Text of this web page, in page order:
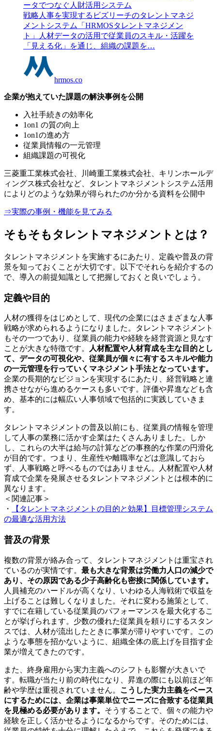
ータでつなぐ人財活用システム
戦略人事を実現するビズリーチのタレントマネジ
メントシステム「HRMOSタレントマネジメン
ト」人材データの活用で従業員のスキル・活躍を
「見える化」を通じ、組織の課題を…
hrmos.co
企業が抱えていた課題の解決事例を公開
入社手続きの効率化
1on1 の質の向上
1on1の進め方
従業員情報の一元管理
組織課題の可視化
三菱重工業株式会社、川崎重工業株式会社、キリンホールデ
ィングス株式会社など、タレントマネジメントシステム活用
によりどのような効果が得られたのか分かる資料を公開中
⇒実際の事例・機能を見てみる
そもそもタレントマネジメントとは？
タレントマネジメントを実施するにあたり、定義や普及の背
景を知っておくことが大切です。以下でそれらを紹介するの
で、導入の前提知識として把握しておくと良いでしょう。
定義や目的
人材の獲得をはじめとして、現代の企業にはさまざまな人事
戦略が求められるようになりました。タレントマネジメント
もその一つであり、従業員の能力や経験を経営資源と見なす
ことが大きな特徴です。
人材配置や人材育成を主な目的とし
て、データの可視化や、従業員が個々に有するスキルや能力
の一元管理を行っていくマネジメント手法となっています。
企業の長期的なビジョンを実現するにあたり、経営戦略と連
携させながら進めるケースも多いです。評価や昇進なども含
め、基本的には幅広い人事領域で包括的に実践していきま
す。
タレントマネジメントの普及以前にも、従業員の情報を管理
して人事の業務に活かす企業はたくさんありました。しか
し、これらの大半は給与の計算などの事務的な作業の円滑化
が目的です。つまり、生産性や離職率などは意識しておら
ず、人事戦略と呼べるものではありません。人材配置や人材
育成で企業を発展させるタレントマネジメントとは根本的に
異なります。
＜関連記事＞
・
【タレントマネジメントの目的と効果】目標管理システム
の最適な活用方法
普及の背景
複数の背景が絡み合って、タレントマネジメントは重宝され
ているのが実情です。 最も大きな背景は労働力人口の減少で
あり、その原因である少子高齢化も密接に関係しています。
人員補充のハードルが高くなり、いわゆる人海戦術で収益を
上げることは難しくなりました。それに変わる施策として、
すでに在籍している従業員のパフォーマンスを最大化するこ
とが挙げられます。少数の優れた従業員を頼りにするスタン
スでは、人材が流出したときに事業が滞りやすいです。この
ような事態を招かないように、組織全体の底上げを目指す企
業が増えてきたのです。
また、終身雇用から実力主義へのシフトも影響が大きいで
す。転職が当たり前の時代になり、昇進の際にも以前ほど年
齢や学歴は重視されていません。 こうした実力主義をベース
にするためには、企業は事業単位でニーズに合致する従業員
を見極める必要があります。 そうすることで、個々の能力や
経験を正しく活かせるようになるからです。そのためには、